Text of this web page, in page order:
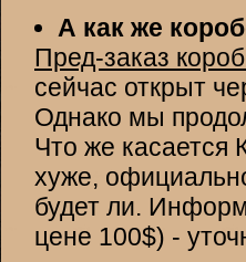
А как же
Пред-заказ
сейчас открыт
Однако мы
Что же касается
хуже,
будет ли.
цене 100$) -